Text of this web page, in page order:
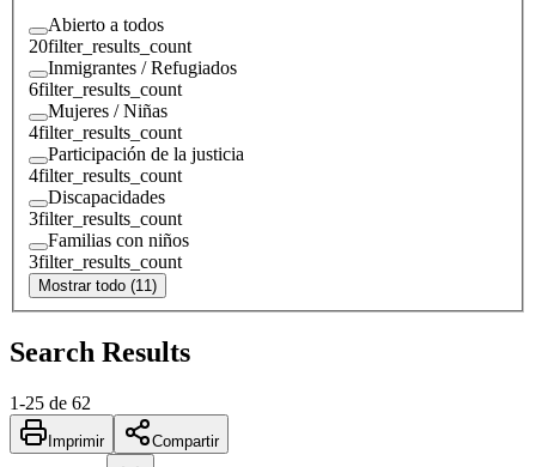
Abierto a todos
20filter_results_count
Inmigrantes / Refugiados
6filter_results_count
Mujeres / Niñas
4filter_results_count
Participación de la justicia
4filter_results_count
Discapacidades
3filter_results_count
Familias con niños
3filter_results_count
Mostrar todo (11)
Search Results
1-25 de 62
Imprimir Compartir